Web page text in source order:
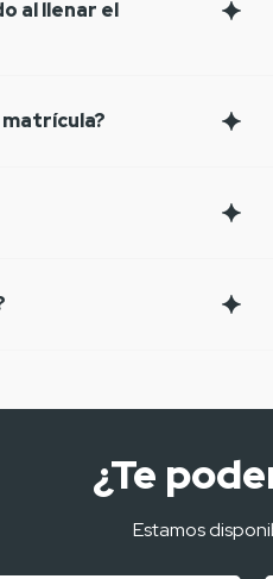
al llenar el
matrícula?
¿Te
Estamos